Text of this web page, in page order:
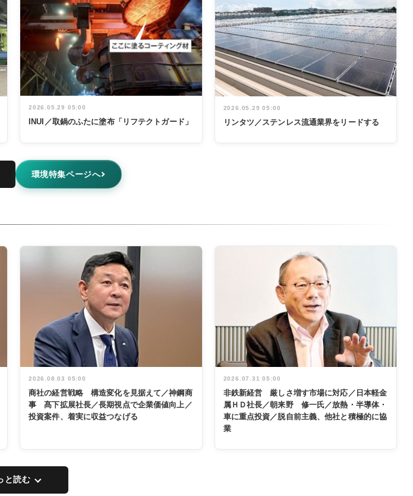
2026.05.29 05:00
INUI／取鍋のふたに塗布「リフテクトガード」
2026.05.29 05:00
リンタツ／ステンレス流通業界をリードする
環境特集ページへ
2026.08.03 05:00
商社の経営戦略 構造変化を見据えて／神鋼商
事 髙下拡展社長／長期視点で企業価値向上／
投資案件、着実に収益つなげる
2026.07.31 05:00
非鉄新経営 厳しさ増す市場に対応／日本軽金
属ＨＤ社長／朝来野 修一氏／放熱・半導体・
車に重点投資／脱自前主義、他社と積極的に協
業
と読む